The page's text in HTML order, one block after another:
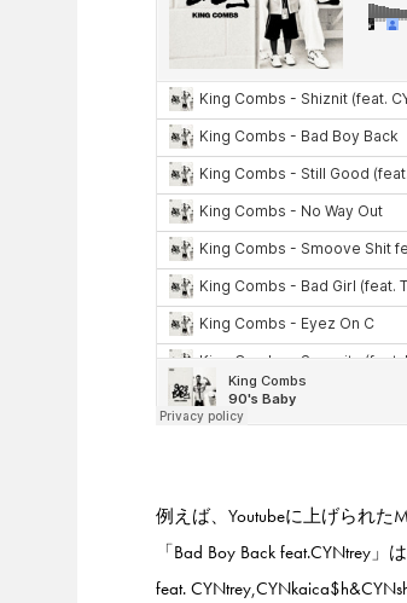
例えば、Youtubeに上げられた
「Bad Boy Back feat.CYNtrey
feat.